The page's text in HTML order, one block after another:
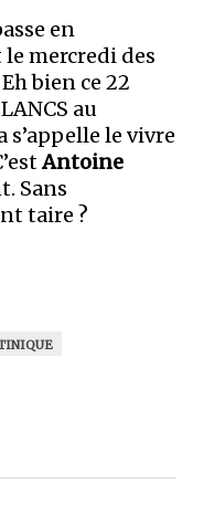
en
mercredi des
bien ce 22
au
s’appelle le vivre
Antoine
Sans
taire ?